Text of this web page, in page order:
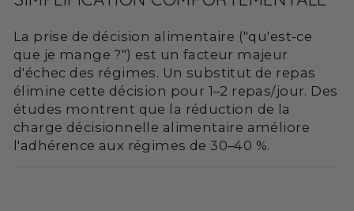
La prise de décision alimentaire ("qu'est-ce
que je mange ?") est un facteur majeur
d'échec des régimes. Un substitut de repas
élimine cette décision pour 1–2 repas/jour. Des
études montrent que la réduction de la
charge décisionnelle alimentaire améliore
l'adhérence aux régimes de 30–40 %.